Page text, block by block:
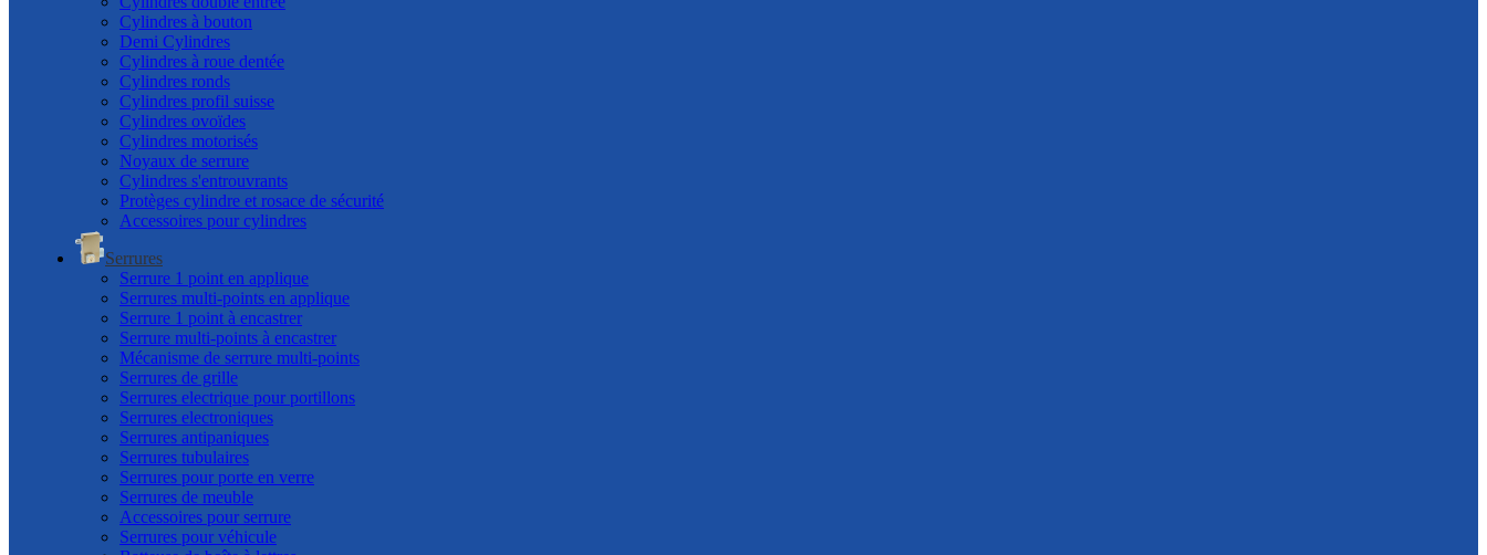
Cylindres à bouton
Demi Cylindres
Cylindres à roue dentée
Cylindres ronds
Cylindres profil suisse
Cylindres ovoïdes
Cylindres motorisés
Noyaux de serrure
Cylindres s'entrouvrants
Protèges cylindre et rosace de sécurité
Accessoires pour cylindres
Serrures
Serrure 1 point en applique
Serrures multi-points en applique
Serrure 1 point à encastrer
Serrure multi-points à encastrer
Mécanisme de serrure multi-points
Serrures de grille
Serrures electrique pour portillons
Serrures electroniques
Serrures antipaniques
Serrures tubulaires
Serrures pour porte en verre
Serrures de meuble
Accessoires pour serrure
Serrures pour véhicule